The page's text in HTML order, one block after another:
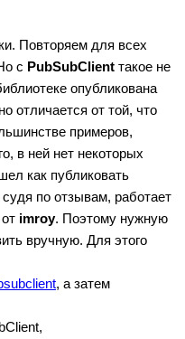
Повторяем для всех
с PubSubClient такое не
опубликована
отличается от той, что
примеров,
в ней нет некоторых
как публиковать
по отзывам, работает
imroy. Поэтому нужную
вручную. Для этого
, а затем